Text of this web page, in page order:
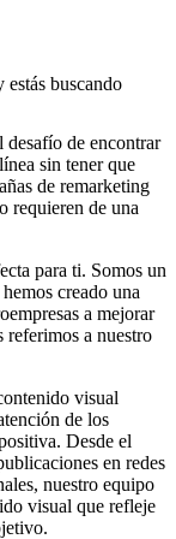
estás buscando
desafío de encontrar
sin tener que
de remarketing
requieren de una
para ti. Somos un
creado una
a mejorar
referimos a nuestro
visual
de los
Desde el
en redes
nuestro equipo
visual que refleje